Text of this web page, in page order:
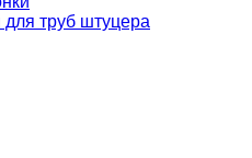
труб штуцера